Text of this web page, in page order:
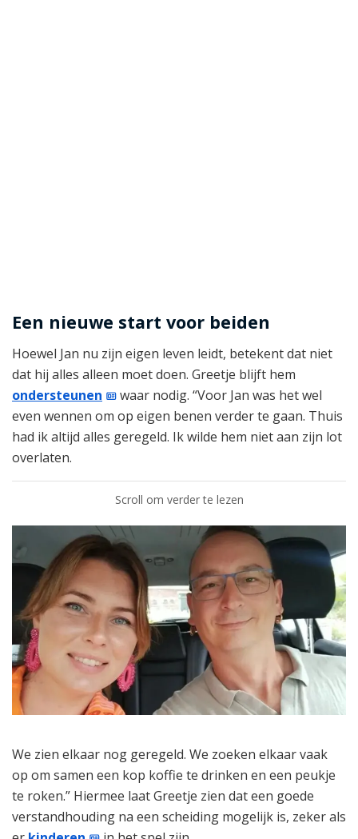
Een nieuwe start voor beiden
Hoewel Jan nu zijn eigen leven leidt, betekent dat niet
dat hij alles alleen moet doen. Greetje blijft hem
ondersteunen
waar nodig. “Voor Jan was het wel
even wennen om op eigen benen verder te gaan. Thuis
had ik altijd alles geregeld. Ik wilde hem niet aan zijn lot
overlaten.
Scroll om verder te lezen
We zien elkaar nog geregeld. We zoeken elkaar vaak
op om samen een kop koffie te drinken en een peukje
te roken.” Hiermee laat Greetje zien dat een goede
verstandhouding na een scheiding mogelijk is, zeker als